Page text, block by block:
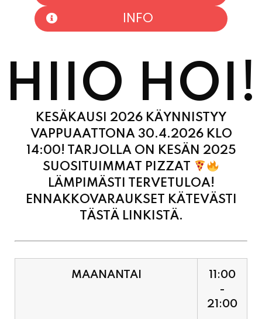
INFO
HIIO HOI!
KESÄKAUSI 2026 KÄYNNISTYY
VAPPUAATTONA 30.4.2026 KLO
14:00! TARJOLLA ON KESÄN 2025
SUOSITUIMMAT PIZZAT
LÄMPIMÄSTI TERVETULOA!
ENNAKKOVARAUKSET KÄTEVÄSTI
TÄSTÄ LINKISTÄ.
MAANANTAI
11:00
-
21:00